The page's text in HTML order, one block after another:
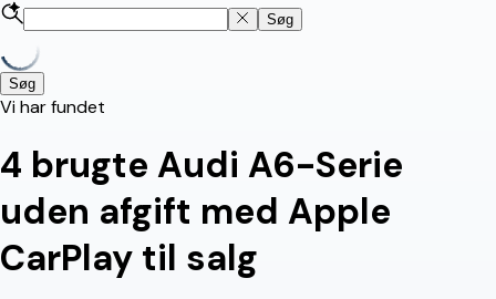
Søg
Søg
Vi har fundet
4 brugte Audi A6-Serie
uden afgift med Apple
CarPlay til salg